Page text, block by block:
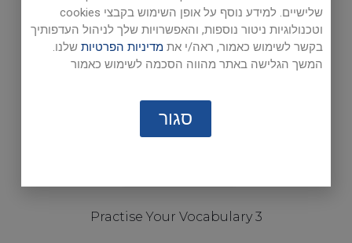
Practise Your Vocabulary 3
סגור
שלישיים. למידע נוסף על אופן השימוש בקבצי cookies
וטכנולוגיות ניטור נוספות, והאפשרויות שלך לניהול העדפותיך
בקשר לשימוש כאמור, ראה/י את מדיניות הפרטיותשלנו.
המשך הגלישה באתר מהווה הסכמה לשימוש כאמור